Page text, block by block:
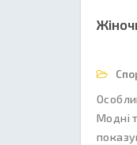
Модні